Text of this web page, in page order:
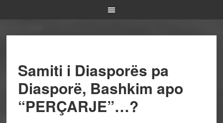
Samiti i Diasporës pa
Diasporë, Bashkim apo
“PERÇARJE”…?